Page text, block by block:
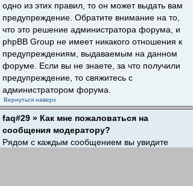
одно из этих правил, то он может выдать вам
предупреждение. Обратите внимание на то,
что это решение администратора форума, и
phpBB Group не имеет никакого отношения к
предупреждениям, выдаваемым на данном
форуме. Если вы не знаете, за что получили
предупреждение, то свяжитесь с
администратором форума.
Вернуться наверх
faq#29 » Как мне пожаловаться на
сообщения модератору?
Рядом с каждым сообщением вы увидите